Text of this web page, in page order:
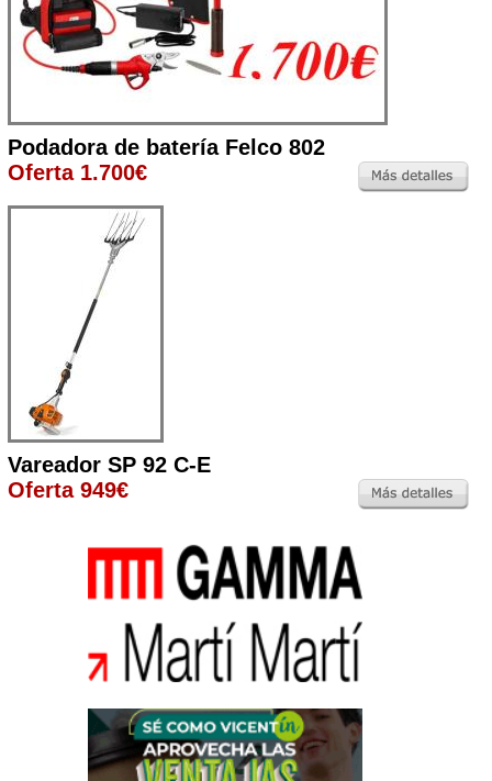
Podadora de batería Felco 802
Oferta 1.700€
Vareador SP 92 C-E
Oferta 949€